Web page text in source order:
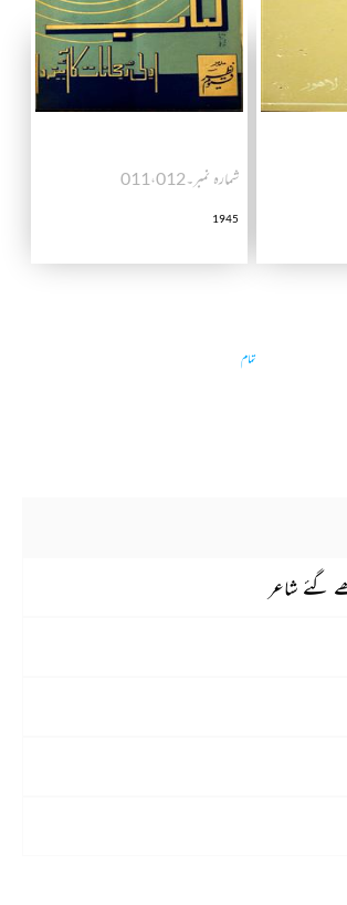
شمارہ نمبر۔011،012
1945
تمام
گئے شاعر